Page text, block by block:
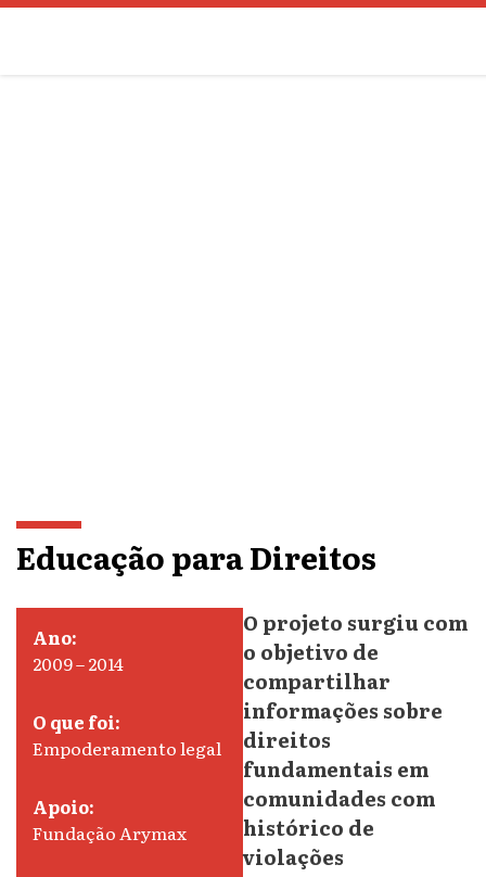
Educação para Direitos
Ano:
2009 – 2014
O que foi:
Empoderamento legal
Apoio:
Fundação Arymax
O projeto surgiu com
o objetivo de
compartilhar
informações sobre
direitos
fundamentais em
comunidades com
histórico de
violações